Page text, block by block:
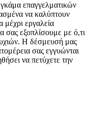
επαγγελματικών
να καλύπτουν
μέχρι εργαλεία
σας εξοπλίσουμε με ό,τι
Η δέσμευσή μας
σας εγγυώνται
να πετύχετε την